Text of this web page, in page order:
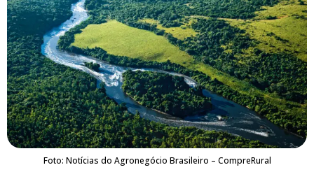
Foto: Notícias do Agronegócio Brasileiro – CompreRural